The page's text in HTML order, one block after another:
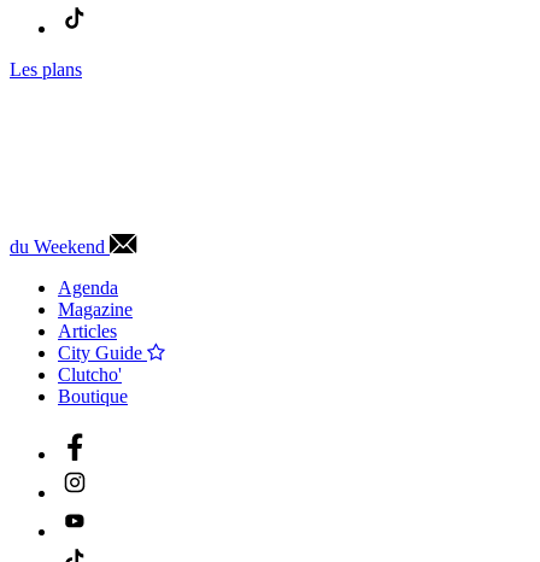
Les plans
du Weekend
Agenda
Magazine
Articles
City Guide
Clutcho'
Boutique